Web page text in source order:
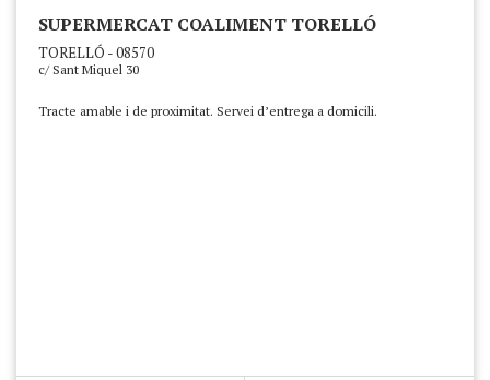
SUPERMERCAT COALIMENT TORELLÓ
TORELLÓ - 08570
c/ Sant Miquel 30
Tracte amable i de proximitat. Servei d’entrega a domicili.